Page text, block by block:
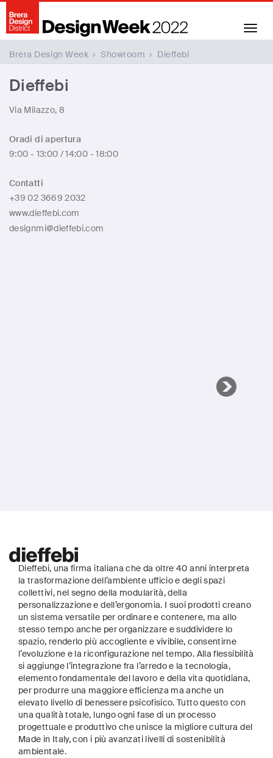
Brera Design Week › Showroom › Dieffebi
Dieffebi
Via Milazzo, 8
Oradi di apertura
9:00 - 13:00 / 14:00 - 18:00
Contatti
+39 02 3669 2032
www.dieffebi.com
designmi@dieffebi.com
Dieffebi, una firma italiana che da oltre 40 anni interpreta
la trasformazione dell’ambiente ufficio e degli spazi
collettivi, nel segno della modularità, della
personalizzazione e dell’ergonomia. I suoi prodotti creano
un sistema versatile per ordinare e contenere, ma allo
stesso tempo anche per organizzare e suddividere lo
spazio, renderlo più accogliente e vivibile, consentirne
l’evoluzione e la riconfigurazione nel tempo. Alla flessibilità
si aggiunge l’integrazione fra l’arredo e la tecnologia,
elemento fondamentale del lavoro e della vita quotidiana,
per produrre una maggiore efficienza ma anche un
elevato livello di benessere psicofisico. Tutto questo con
una qualità totale, lungo ogni fase di un processo
progettuale e produttivo che unisce la migliore cultura del
Made in Italy, con i più avanzati livelli di sostenibilità
ambientale.